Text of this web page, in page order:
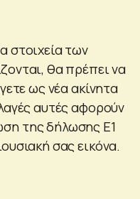
στοιχεία των
θα πρέπει να
ως νέα ακίνητα
αυτές αφορούν
της δήλωσης Ε1
σας εικόνα.